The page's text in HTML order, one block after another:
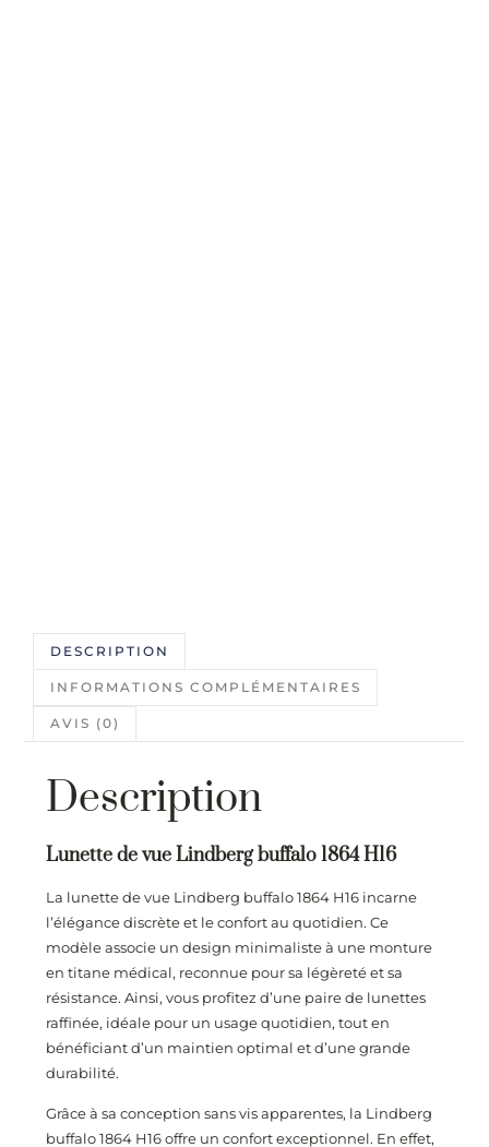
DESCRIPTION
INFORMATIONS COMPLÉMENTAIRES
AVIS (0)
Description
Lunette de vue Lindberg buffalo 1864 H16
La lunette de vue Lindberg buffalo 1864 H16 incarne
l’élégance discrète et le confort au quotidien. Ce
modèle associe un design minimaliste à une monture
en titane médical, reconnue pour sa légèreté et sa
résistance. Ainsi, vous profitez d’une paire de lunettes
raffinée, idéale pour un usage quotidien, tout en
bénéficiant d’un maintien optimal et d’une grande
durabilité.
Grâce à sa conception sans vis apparentes, la Lindberg
buffalo 1864 H16 offre un confort exceptionnel. En effet,